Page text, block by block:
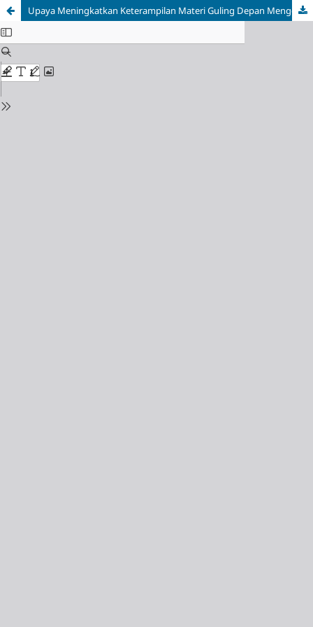
Upaya Meningkatkan Keterampilan Materi Guling Depan Menggunakan Metode Media Audio Visual Di SMPN 30 Semarang